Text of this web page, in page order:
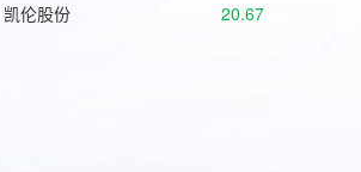
凯伦股份 20.67